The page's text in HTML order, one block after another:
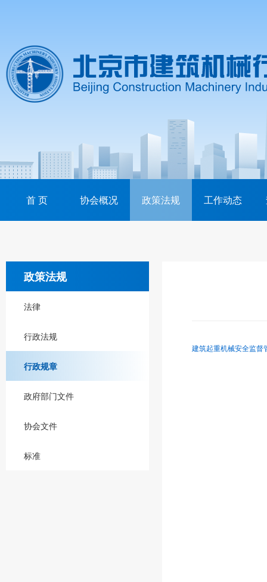
首 页 协会概况 政策法规 工作动态
政策法规
法律
行政法规
行政规章
政府部门文件
协会文件
标准
建筑起重机械安全监督